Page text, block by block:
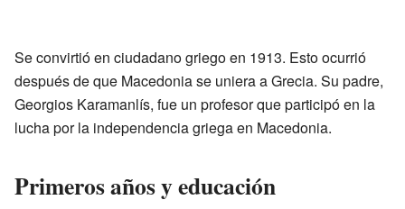
Se convirtió en ciudadano griego en 1913. Esto ocurrió
después de que Macedonia se uniera a Grecia. Su padre,
Georgios Karamanlís, fue un profesor que participó en la
lucha por la independencia griega en Macedonia.
Primeros años y educación